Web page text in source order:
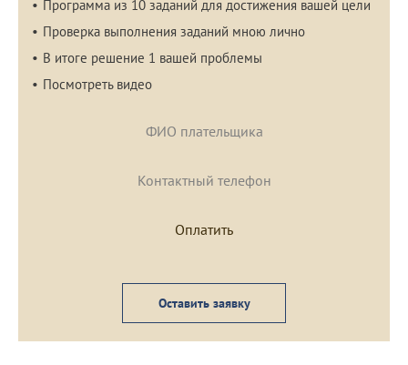
Программа из 10 заданий для достижения вашей цели
Проверка выполнения заданий мною лично
В итоге решение 1 вашей проблемы
Посмотреть видео
Оставить заявку